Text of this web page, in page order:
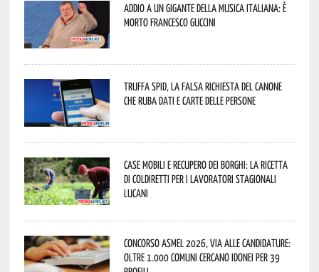
Addio a un gigante della musica italiana: è
morto Francesco Guccini
Truffa Spid, la falsa richiesta del canone
che ruba dati e carte delle persone
Case mobili e recupero dei borghi: la ricetta
di Coldiretti per i lavoratori stagionali
lucani
Concorso Asmel 2026, via alle candidature:
oltre 1.000 Comuni cercano idonei per 39